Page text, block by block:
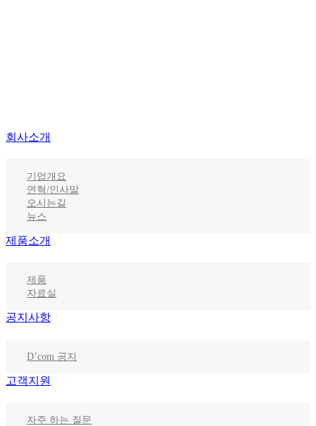
회사소개
기업개요
연혁/인사말
오시는길
뉴스
제품소개
제품
자료실
공지사항
D’com 공지
고객지원
자주 하는 질문